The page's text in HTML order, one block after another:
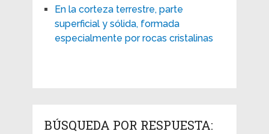
En la corteza terrestre, parte
superficial y sólida, formada
especialmente por rocas cristalinas
BÚSQUEDA POR RESPUESTA: